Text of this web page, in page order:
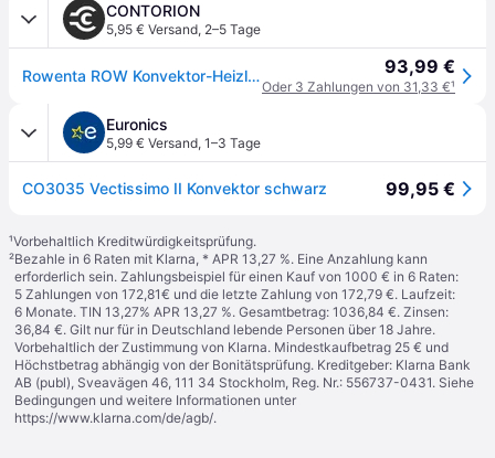
CONTORION
5,95 € Versand, 2–5 Tage
Rowenta ROW Konvektor-Heizlüfter Vectissimo Turbo CO 3035sw 93,99 €
Oder 3 Zahlungen von 31,33 €¹
Euronics
5,99 € Versand, 1–3 Tage
CO3035 Vectissimo II Konvektor schwarz 99,95 €
¹Vorbehaltlich Kreditwürdigkeitsprüfung.
²Bezahle in 6 Raten mit Klarna, * APR 13,27 %. Eine Anzahlung kann
erforderlich sein. Zahlungsbeispiel für einen Kauf von 1000 € in 6 Raten:
5 Zahlungen von 172,81€ und die letzte Zahlung von 172,79 €. Laufzeit:
6 Monate. TIN 13,27% APR 13,27 %. Gesamtbetrag: 1036,84 €. Zinsen:
36,84 €. Gilt nur für in Deutschland lebende Personen über 18 Jahre.
Vorbehaltlich der Zustimmung von Klarna. Mindestkaufbetrag 25 € und
Höchstbetrag abhängig von der Bonitätsprüfung. Kreditgeber: Klarna Bank
AB (publ), Sveavägen 46, 111 34 Stockholm, Reg. Nr.: 556737-0431. Siehe
Bedingungen und weitere Informationen unter
https://www.klarna.com/de/agb/.